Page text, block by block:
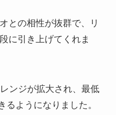
との相性が抜群で、リ
に引き上げてくれま
ンジが拡大され、最低
るようになりました。